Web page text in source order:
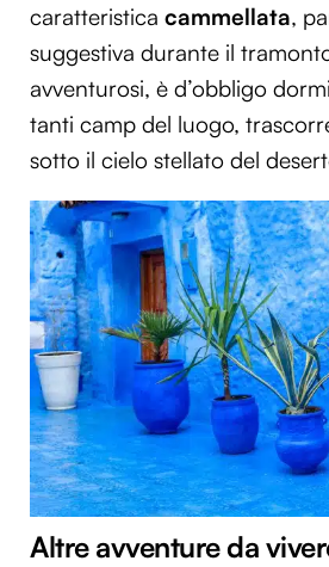
caratteristica cammellata,
suggestiva durante il
avventurosi, è d’obbligo
tanti camp del luogo,
sotto il cielo stellato del
Altre avventure da